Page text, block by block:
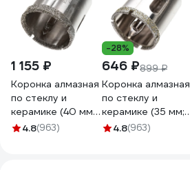
1 155 ₽
Коронка алмазная
по стеклу и
керамике (40 мм;
30 мм) Gigant
4.8(963)
-28%
646 ₽899 ₽
Коронка алмазная
по стеклу и
керамике (35 мм;
30 мм) Gigant
4.8(963)